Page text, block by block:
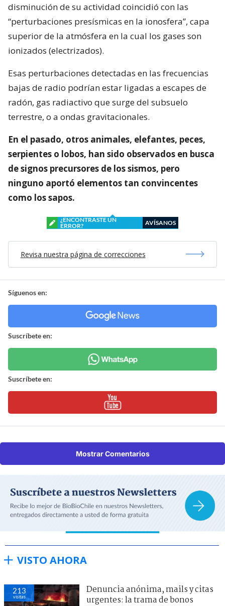
disminución de su actividad coincidió con las
“perturbaciones presísmicas en la ionosfera”, capa
superior de la atmósfera en la cual los gases son
ionizados (electrizados).
Esas perturbaciones detectadas en las frecuencias
bajas de radio podrían estar ligadas a escapes de
radón, gas radiactivo que surge del subsuelo
terrestre, o a ondas gravitacionales.
En el pasado, otros animales, elefantes, peces,
serpientes o lobos, han sido observados en busca
de signos precursores de los sismos, pero
ninguno aportó elementos tan convincentes
como los sapos.
¿ENCONTRASTE UN
ERROR?
AVÍSANOS
Revisa nuestra página de correcciones
Síguenos en:
Suscríbete en:
Suscríbete en:
Mostrar Comentarios
VISTO AHORA
213
visitas
Denuncia anónima, mails y citas
urgentes: la trama de bonos